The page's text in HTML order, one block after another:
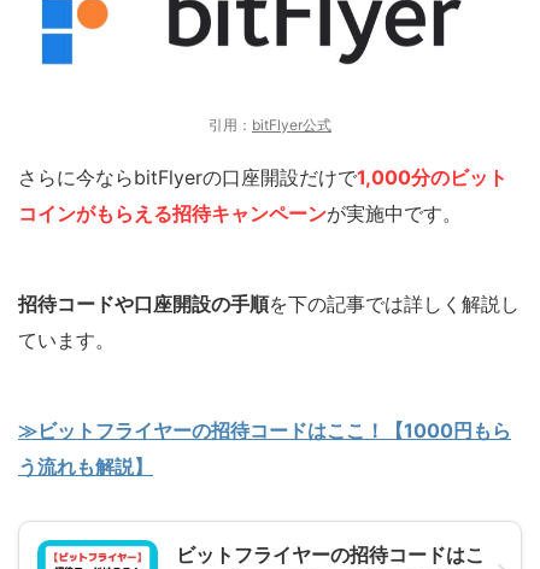
引用： bitFlyer公式
さらに今ならbitFlyerの口座開設だけで1,000分のビット
コインがもらえる招待キャンペーンが実施中です。
招待コードや口座開設の手順を下の記事では詳しく解説し
ています。
≫ビットフライヤーの招待コードはここ！【1000円もら
う流れも解説】
ビットフライヤーの招待コードはこ